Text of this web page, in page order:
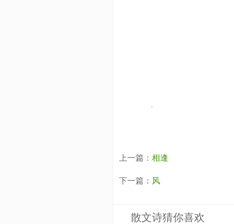
上一篇： 相逢
下一篇： 风
散文诗猜你喜欢